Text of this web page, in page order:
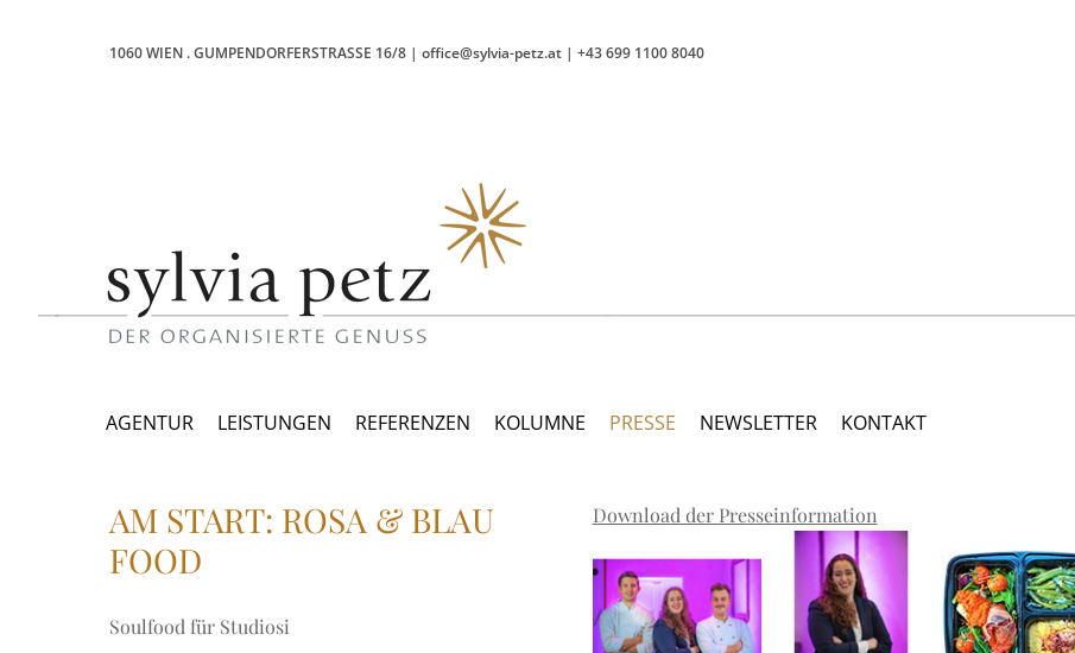
1060 WIEN .GUMPENDORFERSTRASSE 16/8 | office@sylvia-petz.at | +43 699 1100 8040
AGENTUR LEISTUNGEN REFERENZEN KOLUMNE PRESSE NEWSLETTER KONTAKT
AM START: ROSA & BLAU
FOOD
Soulfood für Studiosi
Download der Presseinformation